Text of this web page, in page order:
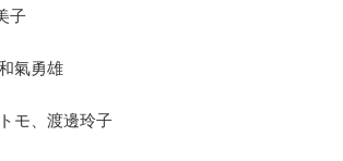
子
氣勇雄
モ、渡邊玲子